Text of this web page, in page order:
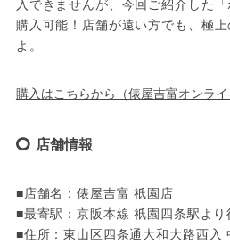
入できませんが、今回ご紹介した
購入可能！店舗が遠い方でも、極
よ。
購入はこちらから（俵屋吉富オンライ
店舗情報
■店舗名：俵屋吉富 祇園店
■最寄駅：京阪本線 祇園四条駅よ
■住所：東山区四条通大和大路西入